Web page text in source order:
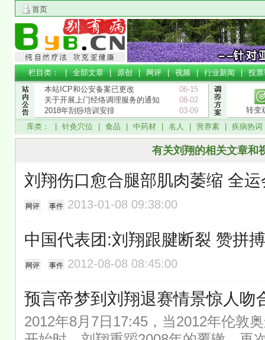
首页
栏目类： |全部文章|原创|网评|视频|行业新闻|投
本站ICP和公安备案已更改
06-15
关于开展上门经络调理服务的通知
08-02
2018年刮痧培训安排
03-09
转变
库类： | 针灸穴位 食品 中药材 名人 营养素 疾病热词
有关刘翔的相关文章和
刘翔伤口愈合腿部肌肉萎缩 全
网评 事件 2013-01-08 09:38:00
中国代表团:刘翔跟腱断裂 赞拼
网评 事件 2012-08-08 08:45:00
预言帝梦到刘翔退赛情景惊人吻
2012年8月7日17:45，当2012年伦敦